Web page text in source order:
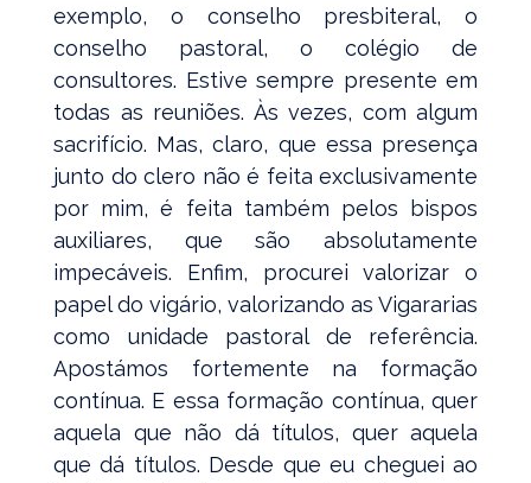
exemplo, o conselho presbiteral, o
conselho pastoral, o colégio de
consultores. Estive sempre presente em
todas as reuniões. Às vezes, com algum
sacrifício. Mas, claro, que essa presença
junto do clero não é feita exclusivamente
por mim, é feita também pelos bispos
auxiliares, que são absolutamente
impecáveis. Enfim, procurei valorizar o
papel do vigário, valorizando as Vigararias
como unidade pastoral de referência.
Apostámos fortemente na formação
contínua. E essa formação contínua, quer
aquela que não dá títulos, quer aquela
que dá títulos. Desde que eu cheguei ao